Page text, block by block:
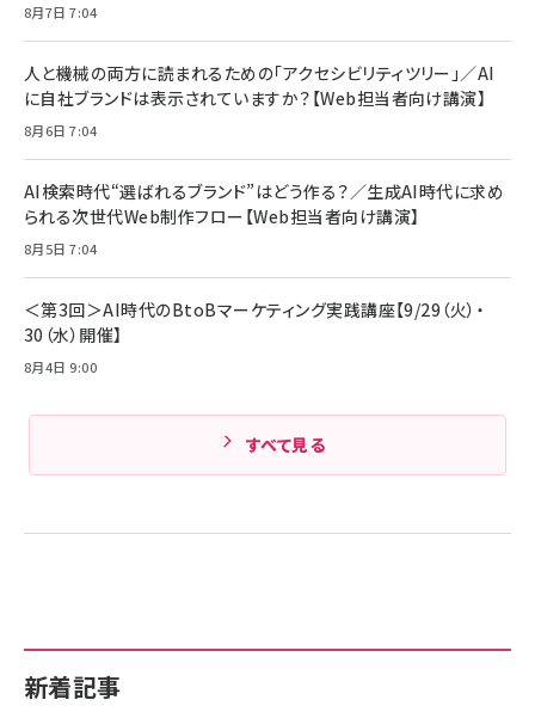
組織の成果を最大化する ルールのデザイン
￥1,980
Amazonランキングをもっと見る
全ワイヤレスイヤホン/アクティブノイズキャンセリ
技術基準適合】ブラック
￥5,990
ケーブル Anker絡まないケーブル 240W 結束バン
ド付き USB PD対応 シリコン素材採用 iPhone
17 / 16 / 15 / Galaxy iPad Pro MacBook
Pro/Air 各種対応 (1.8m ミッドナイトブラック)
￥1,890
サッポロ 生ビール 黒ラベル 350ml 缶 24本 ビー
ル ケース買い【6/30応募〆切! 黒ラベルビヤセラー
￥4,857
新着記事
8月7日 7:04
人と機械の両方に読まれるための「アクセシビリティツリー」／AI
に自社ブランドは表示されていますか？【Web担当者向け講演】
8月6日 7:04
AI検索時代“選ばれるブランド”はどう作る？／生成AI時代に求め
られる次世代Web制作フロー【Web担当者向け講演】
8月5日 7:04
＜第3回＞AI時代のBtoBマーケティング実践講座【9/29（火）・
30（水）開催】
8月4日 9:00
すべて見る